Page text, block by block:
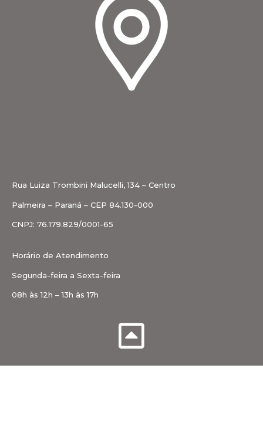
Rua Luiza Trombini Malucelli, 134 – Centro
Palmeira – Paraná – CEP 84.130-000
CNPJ: 76.179.829/0001-65
Horário de Atendimento
Segunda-feira a Sexta-feira
08h às 12h – 13h às 17h